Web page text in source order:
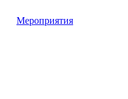
Мероприятия